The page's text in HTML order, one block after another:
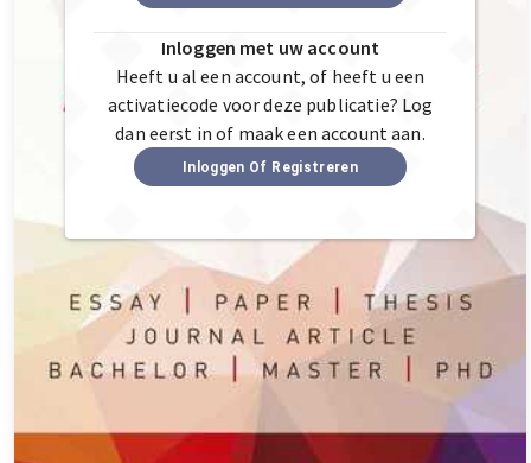
Inloggen met uw account
Heeft u al een account, of heeft u een
activatiecode voor deze publicatie? Log
dan eerst in of maak een account aan.
Inloggen Of Registreren